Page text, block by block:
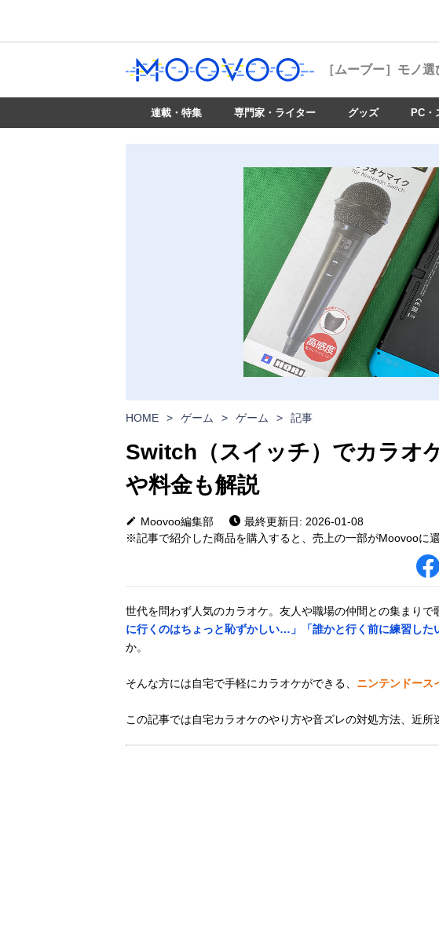
［ムーブー］ モノ選
連載・特集 専門家・ライター グッズ PC・
HOME > ゲーム > ゲーム > 記事
Switch（スイッチ）でカラオ
や料金も解説
Moovoo編集部
最終更新日: 2026-01-08
※記事で紹介した商品を購入すると、売上の一部がMoovooに
世代を問わず人気のカラオケ。友人や職場の仲間との集まりで
に行くのはちょっと恥ずかしい…」「誰かと行く前に練習した
か。
そんな方には自宅で手軽にカラオケができる、 ニンテンドース
この記事では自宅カラオケのやり方や音ズレの対処方法、近所